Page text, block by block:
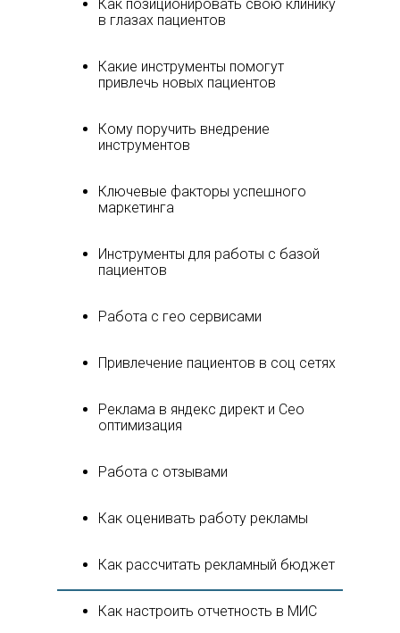
Как позиционировать свою клинику
в глазах пациентов
Какие инструменты помогут
привлечь новых пациентов
Кому поручить внедрение
инструментов
Ключевые факторы успешного
маркетинга
Инструменты для работы с базой
пациентов
Работа с гео сервисами
Привлечение пациентов в соц сетях
Реклама в яндекс директ и Сео
оптимизация
Работа с отзывами
Как оценивать работу рекламы
Как рассчитать рекламный бюджет
Как настроить отчетность в МИС